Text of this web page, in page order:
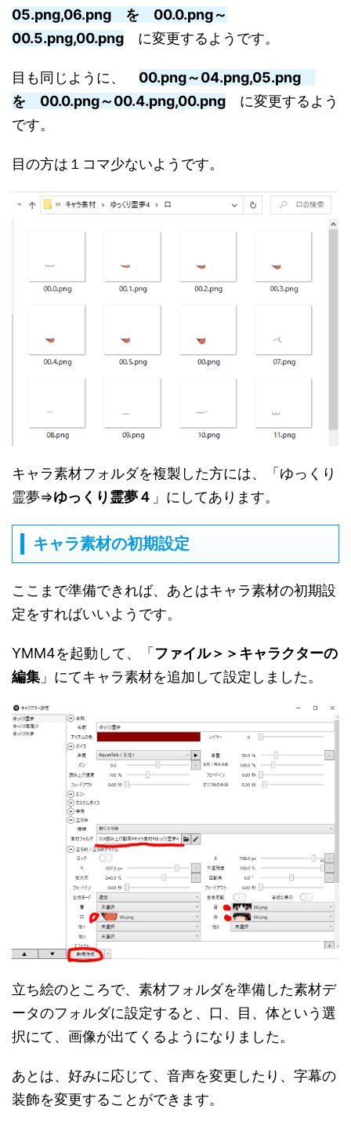
05.png,06.png を 00.0.png～
00.5.png,00.png に変更するようです。
目も同じように、 00.png～04.png,05.png
を 00.0.png～00.4.png,00.png に変更するよう
です。
目の方は１コマ少ないようです。
キャラ素材フォルダを複製した方には、「ゆっくり
霊夢⇒ゆっくり霊夢４ 」にしてあります。
キャラ素材の初期設定
ここまで準備できれば、あとはキャラ素材の初期設
定をすればいいようです。
YMM4を起動して、「 ファイル＞＞キャラクターの
編集 」にてキャラ素材を追加して設定しました。
立ち絵のところで、素材フォルダを準備した素材デ
ータのフォルダに設定すると、口、目、体という選
択にて、画像が出てくるようになりました。
あとは、好みに応じて、音声を変更したり、字幕の
装飾を変更することができます。